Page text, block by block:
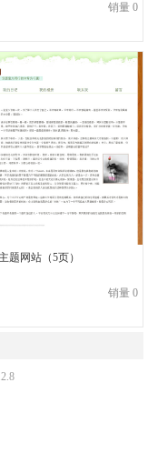
销量 0
题网站（5页）
销量 0